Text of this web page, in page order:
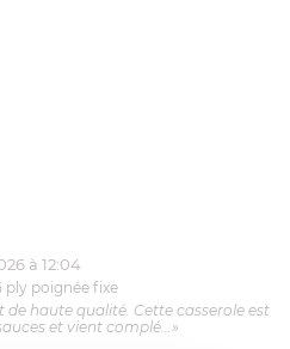
à 12:04
ply poignée fixe
haute qualité. Cette casserole est
et vient complé...»